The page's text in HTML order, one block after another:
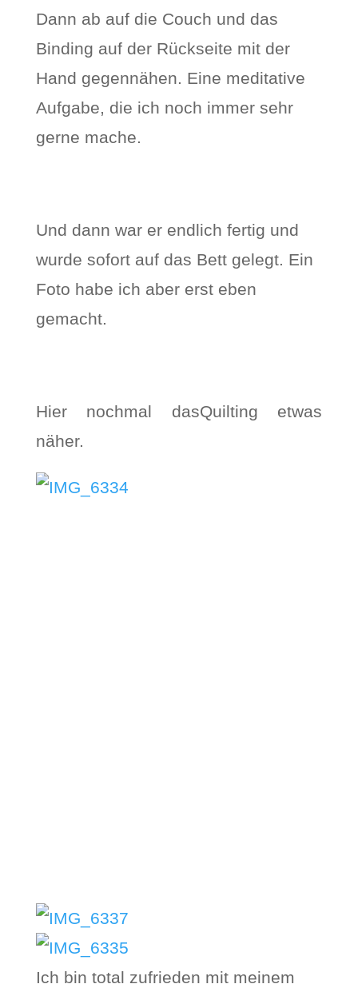
Dann ab auf die Couch und das
Binding auf der Rückseite mit der
Hand gegennähen. Eine meditative
Aufgabe, die ich noch immer sehr
gerne mache.
Und dann war er endlich fertig und
wurde sofort auf das Bett gelegt. Ein
Foto habe ich aber erst eben
gemacht.
Hier nochmal dasQuilting etwas
näher.
Ich bin total zufrieden mit meinem